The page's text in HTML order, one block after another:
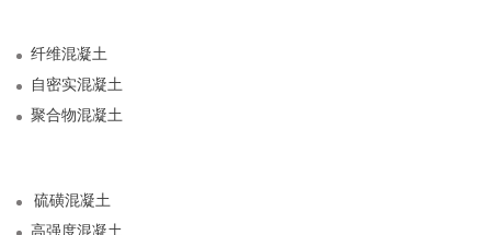
纤维混凝土
自密实混凝土
聚合物混凝土
硫磺混凝土
高强度混凝土